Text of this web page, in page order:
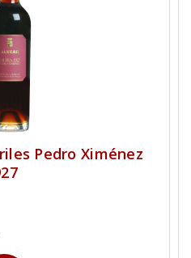
Pedro Ximénez